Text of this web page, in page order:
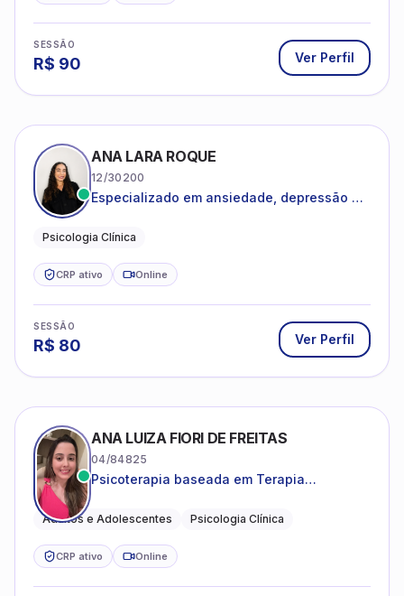
SESSÃO
R$ 90 Ver Perfil
ANA LARA ROQUE
12/30200
Especializado em ansiedade, depressão e
Psicologia Clínica
CRP ativo Online
SESSÃO
R$ 80 Ver Perfil
ANA LUIZA FIORI DE FREITAS
04/84825
Psicoterapia baseada em Terapia
Adultos e Adolescentes Psicologia Clínica
CRP ativo Online